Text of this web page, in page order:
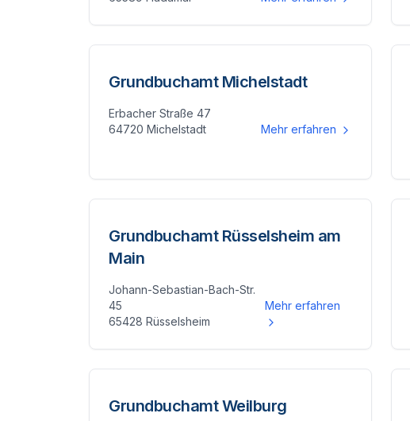
Grundbuchamt Michelstadt
Erbacher Straße 47
64720 Michelstadt
Mehr erfahren
Grundbuchamt Rüsselsheim am
Main
Johann-Sebastian-Bach-Str.
45
65428 Rüsselsheim
Mehr erfahren
Grundbuchamt Weilburg